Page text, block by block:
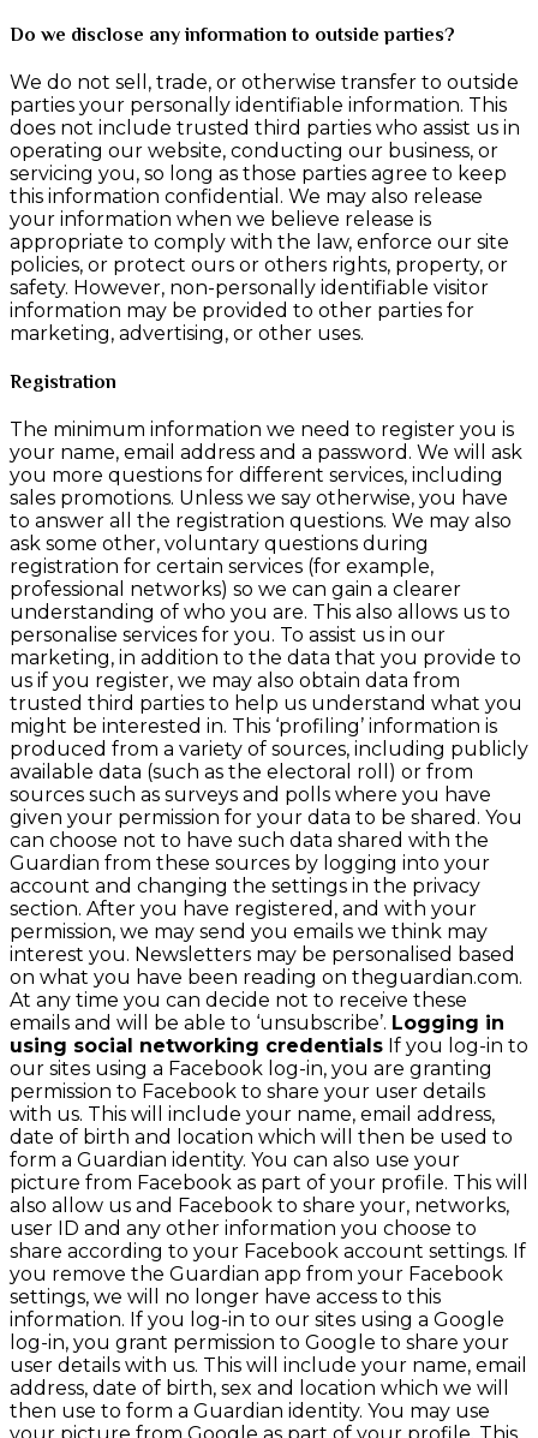
Do we disclose any information to outside parties?
We do not sell, trade, or otherwise transfer to outside
parties your personally identifiable information. This
does not include trusted third parties who assist us in
operating our website, conducting our business, or
servicing you, so long as those parties agree to keep
this information confidential. We may also release
your information when we believe release is
appropriate to comply with the law, enforce our site
policies, or protect ours or others rights, property, or
safety. However, non-personally identifiable visitor
information may be provided to other parties for
marketing, advertising, or other uses.
Registration
The minimum information we need to register you is
your name, email address and a password. We will ask
you more questions for different services, including
sales promotions. Unless we say otherwise, you have
to answer all the registration questions. We may also
ask some other, voluntary questions during
registration for certain services (for example,
professional networks) so we can gain a clearer
understanding of who you are. This also allows us to
personalise services for you. To assist us in our
marketing, in addition to the data that you provide to
us if you register, we may also obtain data from
trusted third parties to help us understand what you
might be interested in. This ‘profiling’ information is
produced from a variety of sources, including publicly
available data (such as the electoral roll) or from
sources such as surveys and polls where you have
given your permission for your data to be shared. You
can choose not to have such data shared with the
Guardian from these sources by logging into your
account and changing the settings in the privacy
section. After you have registered, and with your
permission, we may send you emails we think may
interest you. Newsletters may be personalised based
on what you have been reading on theguardian.com.
At any time you can decide not to receive these
emails and will be able to ‘unsubscribe’. Logging in
using social networking credentials If you log-in to
our sites using a Facebook log-in, you are granting
permission to Facebook to share your user details
with us. This will include your name, email address,
date of birth and location which will then be used to
form a Guardian identity. You can also use your
picture from Facebook as part of your profile. This will
also allow us and Facebook to share your, networks,
user ID and any other information you choose to
share according to your Facebook account settings. If
you remove the Guardian app from your Facebook
settings, we will no longer have access to this
information. If you log-in to our sites using a Google
log-in, you grant permission to Google to share your
user details with us. This will include your name, email
address, date of birth, sex and location which we will
then use to form a Guardian identity. You may use